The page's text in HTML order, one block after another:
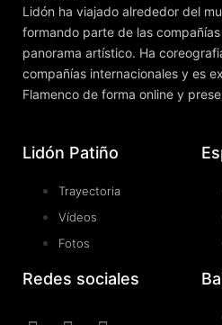
Lidón ha viajado alrededor del
formando parte de las
panorama artístico. Ha
compañías internacionales y es
Flamenco de forma online y
Lidón Patiño
Trayectoria
Vídeos
Fotos
Redes sociales